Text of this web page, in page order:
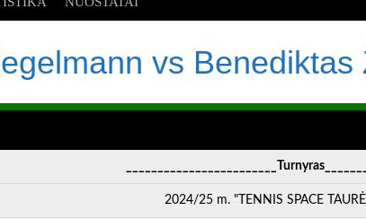
vs Benediktas
2024/25 m. "TENNIS SPACE